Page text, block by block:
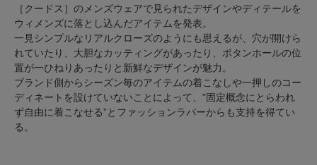
［クードス］のメンズウェアで見られたデザインやディテールを
ウィメンズに落とし込んだアイテムを発表。
一見シンプルなリアルクローズのようにも思えるが、穴が開けら
れていたり、大胆なカッティングがあったり、ボタンホールの位
置が一ひねりあったりと新鮮なデザインが魅力。
ブランド側からシーズン毎のアイテムの着こなしや一押しのコー
ディネートを設けていないことによって、”固定概念にとらわれ
ず自由に着こなせる”とファッションラバーからも支持を得てい
る。